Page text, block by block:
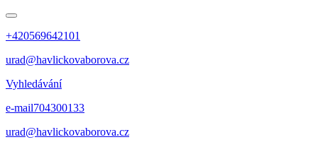
+420569642101
urad@havlickovaborova.cz
Vyhledávání
e-mail704300133
urad@havlickovaborova.cz